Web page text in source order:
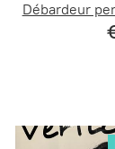
Débardeur